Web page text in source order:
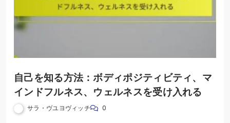
自己を知る方法：ボディポジティビティ、マ
インドフルネス、ウェルネスを受け入れる
サラ・ヴユヨヴィッチ 0